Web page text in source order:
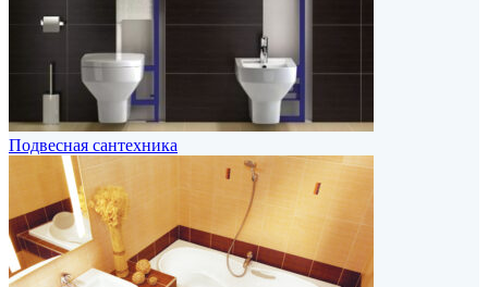
Подвесная сантехника